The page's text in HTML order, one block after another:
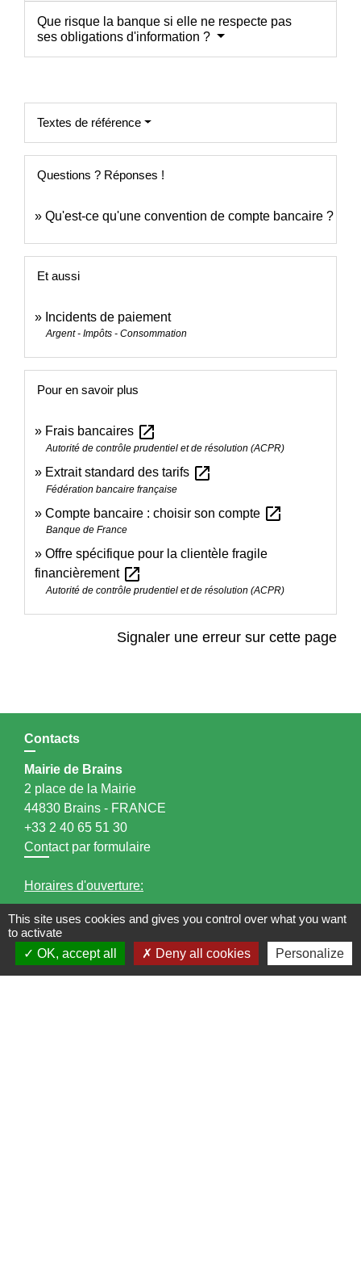
Que risque la banque si elle ne respecte pas
ses obligations d'information ?
Textes de référence
Questions ? Réponses !
Qu'est-ce qu'une convention de compte bancaire ?
Et aussi
Incidents de paiement
Argent - Impôts - Consommation
Pour en savoir plus
Frais bancaires open_in_new
Autorité de contrôle prudentiel et de résolution (ACPR)
Extrait standard des tarifs open_in_new
Fédération bancaire française
Compte bancaire : choisir son compte open_in_new
Banque de France
Offre spécifique pour la clientèle fragile
financièrement open_in_new
Autorité de contrôle prudentiel et de résolution (ACPR)
Signaler une erreur sur cette page
Contacts
Mairie de Brains
2 place de la Mairie
44830 Brains - FRANCE
+33 2 40 65 51 30
Contact par formulaire
Horaires d'ouverture:
Lundi : 14h - 17h
Mardi : 8h30 - 13h / 14h - 17h
Mercredi : 8h30 - 13h
This site uses cookies and gives you control over what you want
to activate
OK, accept all
Deny all cookies Personalize